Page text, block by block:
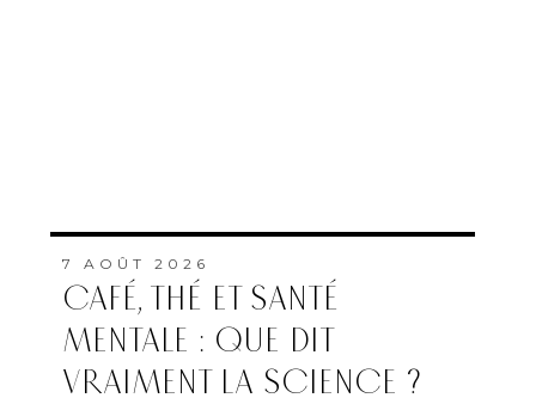
7 AOÛT 2026
CAFÉ, THÉ ET SANTÉ
MENTALE : QUE DIT
VRAIMENT LA SCIENCE ?